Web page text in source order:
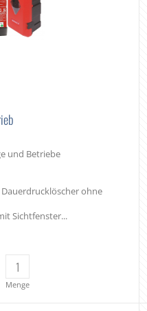
und Betriebe
Dauerdrucklöscher ohne
Sichtfenster...
Menge